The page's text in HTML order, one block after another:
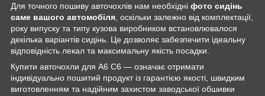
Для точного пошиву авточохлів нам необхідні фото сидінь
саме вашого автомобіля , оскільки залежно від комплектації,
року випуску та типу кузова виробником встановлювалося
декілька варіантів сидінь. Це дозволяє забезпечити ідеальну
відповідність лекал та максимальну якість посадки.
Купити авточохли для A6 C6 — означає отримати
індивідуально пошитий продукт із гарантією якості, швидким
виготовленням та надійним захистом заводської обшивки